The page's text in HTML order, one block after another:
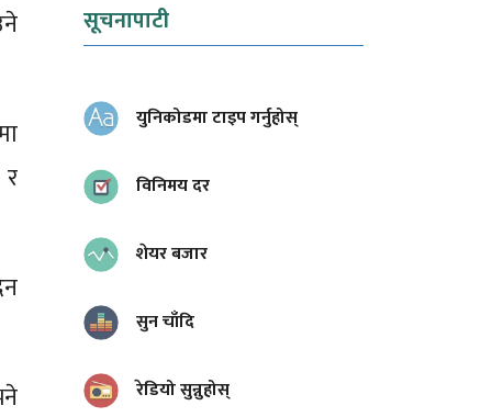
सूचनापाटी
युनिकोडमा टाइप गर्नुहोस्
विनिमय दर
शेयर बजार
सुन चाँदि
रेडियो सुन्नुहोस्